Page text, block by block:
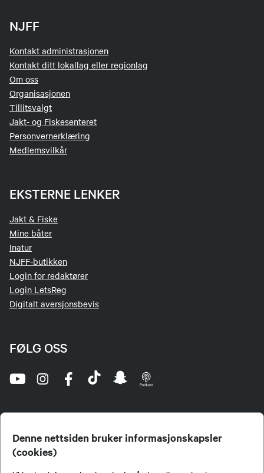
Denne nettsiden bruker informasjonskapsler
(cookies)
NJFF
Kontakt administrasjonen
Kontakt ditt lokallag eller regionlag
Om oss
Organisasjonen
Tillitsvalgt
Jakt- og Fiskesenteret
Personvernerklæring
Medlemsvilkår
EKSTERNE LENKER
Jakt & Fiske
Mine båter
Inatur
NJFF-butikken
Login for redaktører
Login LetsReg
Digitalt aversjonsbevis
FØLG OSS